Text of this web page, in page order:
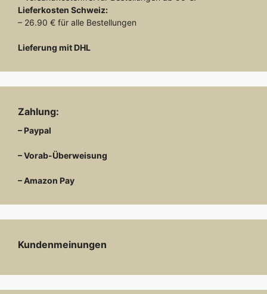
Lieferkosten Schweiz:
– 26.90 € für alle Bestellungen
Lieferung mit DHL
Zahlung:
– Paypal
– Vorab-Überweisung
– Amazon Pay
Kundenmeinungen